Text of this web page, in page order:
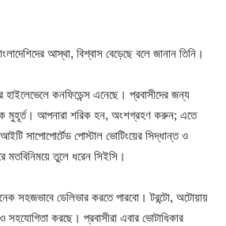
আস্থা, বিশ্বাস বেড়েছে বলে জানান তিনি।
হাইলেভেলে কনফিডেন্স এনেছে। প্রবাসীদের জন্য
মুহূর্ত। আপনারা শরিক হন, অংশগ্রহণ করুন; এতে
সাপোপোর্টেড পোস্টাল ভোটিংয়ের সিদ্ধান্ত ও
মতবিনিময়ে তুলে ধরেন সিইসি।
সহজভাবে ডেলিভার করতে পারবো। টরন্টো, অটোয়ায়
করছে। প্রবাসীরা এবার ভোটাধিকার